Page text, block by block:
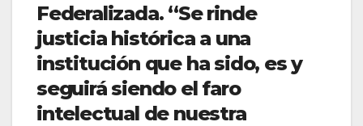
Federalizada. “Se rinde
justicia histórica a una
institución que ha sido, es y
seguirá siendo el faro
intelectual de nuestra